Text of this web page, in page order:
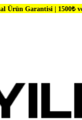
| 1500₺ ve Üzeri Kargo